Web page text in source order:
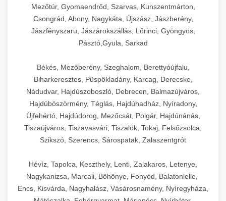
Mezőtúr, Gyomaendrőd, Szarvas, Kunszentmárton,
Csongrád, Abony, Nagykáta, Újszász, Jászberény,
Jászfényszaru, Jászárokszállás, Lőrinci, Gyöngyös,
Pásztó,Gyula, Sarkad
Békés, Mezőberény, Szeghalom, Berettyóújfalu,
Biharkeresztes, Püspökladány, Karcag, Derecske,
Nádudvar, Hajdúszoboszló, Debrecen, Balmazújváros,
Hajdúböszörmény, Téglás, Hajdúhadház, Nyíradony,
Újfehértó, Hajdúdorog, Mezőcsát, Polgár, Hajdúnánás,
Tiszaújváros, Tiszavasvári, Tiszalök, Tokaj, Felsőzsolca,
Szikszó, Szerencs, Sárospatak, Zalaszentgrót
Hévíz, Tapolca, Keszthely, Lenti, Zalakaros, Letenye,
Nagykanizsa, Marcali, Böhönye, Fonyód, Balatonlelle,
Encs, Kisvárda, Nagyhalász, Vásárosnamény, Nyíregyháza,